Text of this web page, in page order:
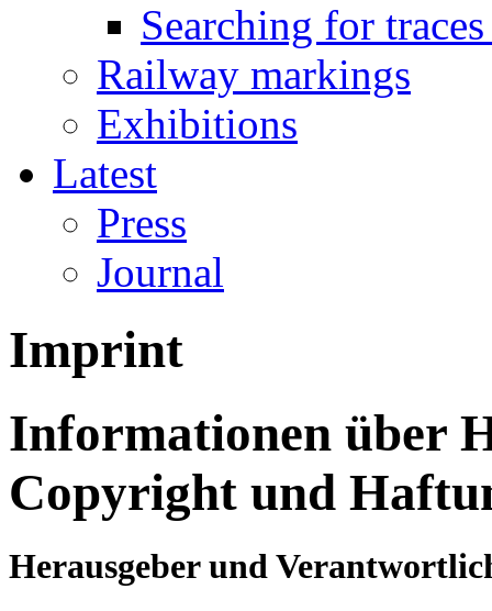
Searching for
Railway markings
Exhibitions
Latest
Press
Journal
Imprint
Informationen über
Copyright und
Herausgeber und